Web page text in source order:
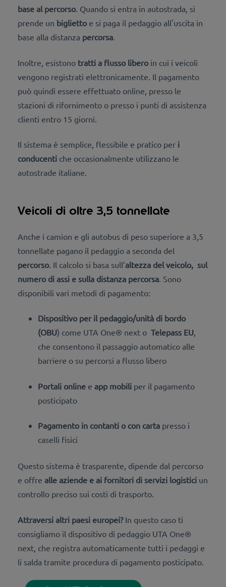
base al percorso. Quando si entra in autostrada, si
prende un bigliettoe si paga il pedaggio all'uscita in
base alla distanza percorsa.
Inoltre, esistono tratti a flusso liberoin cui i veicoli
vengono registrati elettronicamente. Il pagamento
può quindi essere effettuato online, presso le
stazioni di rifornimento o presso i punti di assistenza
clienti entro 15 giorni.
Il sistema è semplice, flessibile e pratico per i
conducenti che occasionalmente utilizzano le
autostrade italiane.
Veicoli di oltre 3,5 tonnellate
Anche i camion e gli autobus di peso superiore a 3,5
tonnellate pagano il pedaggio a seconda del
percorso. Il calcolo si basa sull’altezza del veicolo, sul
numero di assi e sulla distanza percorsa. Sono
disponibili vari metodi di pagamento:
Dispositivo per il pedaggio/unità di bordo
(OBU) come UTA One® next o Telepass EU,
che consentono il passaggio automatico alle
barriere o su percorsi a flusso libero
Portali online e app mobili per il pagamento
posticipato
Pagamento in contanti o con carta presso i
caselli fisici
Questo sistema è trasparente, dipende dal percorso
e offre alle aziende e ai fornitori di servizi logistici un
controllo preciso sui costi di trasporto.
Attraversi altri paesi europei?In questo caso ti
consigliamo il dispositivo di pedaggio UTA One®
next, che registra automaticamente tutti i pedaggi e
li salda tramite procedura di pagamento posticipato.